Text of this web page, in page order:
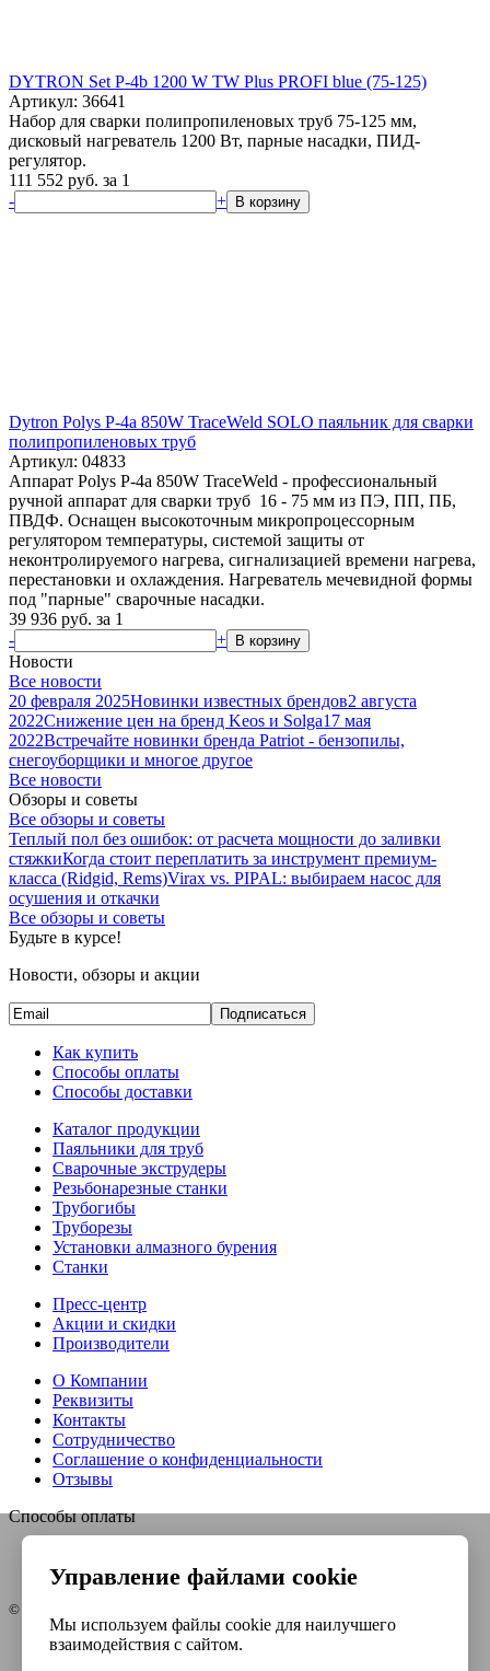
Управление файлами cookie
Мы используем файлы cookie для наилучшего
взаимодействия с сайтом.
DYTRON Set P-4b 1200 W TW Plus PROFI blue (75-125)
Артикул: 36641
Набор для сварки полипропиленовых труб 75-125 мм,
дисковый нагреватель 1200 Вт, парные насадки, ПИД-
регулятор.
111 552 руб. за 1
-
+ В корзину
Dytron Polys P-4a 850W TraceWeld SOLO паяльник для сварки
полипропиленовых труб
Артикул: 04833
Аппарат Polys P-4a 850W TraceWeld - профессиональный
ручной аппарат для сварки труб 16 - 75 мм из ПЭ, ПП, ПБ,
ПВДФ. Оснащен высокоточным микропроцессорным
регулятором температуры, системой защиты от
неконтролируемого нагрева, сигнализацией времени нагрева,
перестановки и охлаждения. Нагреватель мечевидной формы
под "парные" сварочные насадки.
39 936 руб. за 1
-
+ В корзину
Новости
Все новости
20 февраля 2025Новинки известных брендов2 августа
2022Снижение цен на бренд Keos и Solga17 мая
2022Встречайте новинки бренда Patriot - бензопилы,
снегоуборщики и многое другое
Все новости
Обзоры и советы
Все обзоры и советы
Теплый пол без ошибок: от расчета мощности до заливки
стяжкиКогда стоит переплатить за инструмент премиум-
класса (Ridgid, Rems)Virax vs. PIPAL: выбираем насос для
осушения и откачки
Все обзоры и советы
Будьте в курсе!
Новости, обзоры и акции
Подписаться
Как купить
Способы оплаты
Способы доставки
Каталог продукции
Паяльники для труб
Сварочные экструдеры
Резьбонарезные станки
Трубогибы
Труборезы
Установки алмазного бурения
Станки
Пресс-центр
Акции и скидки
Производители
О Компании
Реквизиты
Контакты
Сотрудничество
Соглашение о конфиденциальности
Отзывы
Способы оплаты
© Интернет-магазин Евро-инструмент, 2026
Контакты